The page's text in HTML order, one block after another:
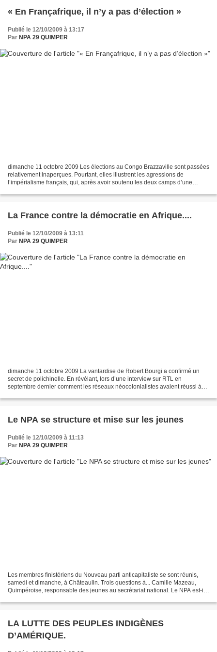
« En Françafrique, il n’y a pas d’élection »
Publié le 12/10/2009 à 13:17
Par NPA 29 QUIMPER
dimanche 11 octobre 2009 Les élections au Congo Brazzaville sont passées
relativement inaperçues. Pourtant, elles illustrent les agressions de
l’impérialisme français, qui, après avoir soutenu les deux camps d’une
La France contre la démocratie en Afrique....
Publié le 12/10/2009 à 13:11
Par NPA 29 QUIMPER
dimanche 11 octobre 2009 La vantardise de Robert Bourgi a confirmé un
secret de polichinelle. En révélant, lors d’une interview sur RTL en
septembre dernier comment les réseaux néocolonialistes avaient réussi à
Le NPA se structure et mise sur les jeunes
Publié le 12/10/2009 à 11:13
Par NPA 29 QUIMPER
Les membres finistériens du Nouveau parti anticapitaliste se sont réunis,
samedi et dimanche, à Châteaulin. Trois questions à... Camille Mazeau,
Quimpéroise, responsable des jeunes au secrétariat national. Le NPA est-il
LA LUTTE DES PEUPLES INDIGÈNES
D’AMÉRIQUE.